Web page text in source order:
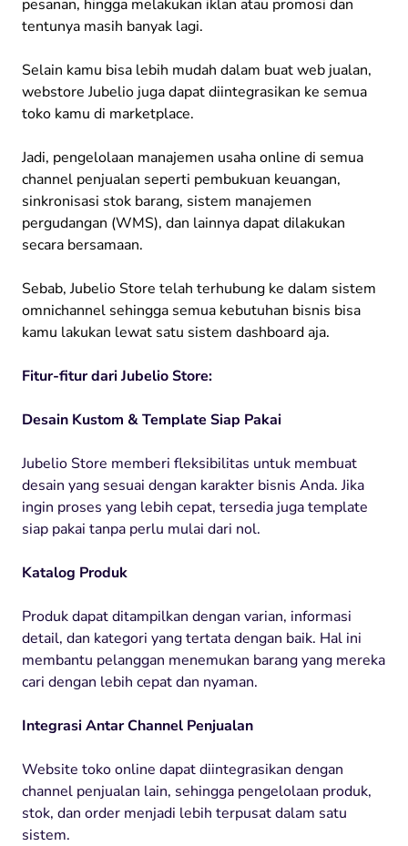
pesanan, hingga melakukan iklan atau promosi dan
tentunya masih banyak lagi.
Selain kamu bisa lebih mudah dalam buat web jualan,
webstore Jubelio juga dapat diintegrasikan ke semua
toko kamu di marketplace.
Jadi, pengelolaan manajemen usaha online di semua
channel penjualan seperti pembukuan keuangan,
sinkronisasi stok barang, sistem manajemen
pergudangan (WMS), dan lainnya dapat dilakukan
secara bersamaan.
Sebab, Jubelio Store telah terhubung ke dalam sistem
omnichannel sehingga semua kebutuhan bisnis bisa
kamu lakukan lewat satu sistem dashboard aja.
Fitur-fitur dari Jubelio Store:
Desain Kustom & Template Siap Pakai
Jubelio Store memberi fleksibilitas untuk membuat
desain yang sesuai dengan karakter bisnis Anda. Jika
ingin proses yang lebih cepat, tersedia juga template
siap pakai tanpa perlu mulai dari nol.
Katalog Produk
Produk dapat ditampilkan dengan varian, informasi
detail, dan kategori yang tertata dengan baik. Hal ini
membantu pelanggan menemukan barang yang mereka
cari dengan lebih cepat dan nyaman.
Integrasi Antar Channel Penjualan
Website toko online dapat diintegrasikan dengan
channel penjualan lain, sehingga pengelolaan produk,
stok, dan order menjadi lebih terpusat dalam satu
sistem.